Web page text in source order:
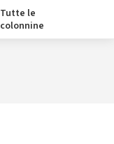
Tutte le
colonnine